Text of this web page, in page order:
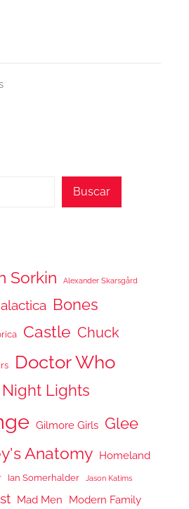
Buscar
Sorkin Alexander Skarsgård
Bones
Castle Chuck
Doctor Who
Night Lights
Gilmore Girls Glee
Anatomy Homeland
Ian Somerhalder Jason Katims
Mad Men Modern Family